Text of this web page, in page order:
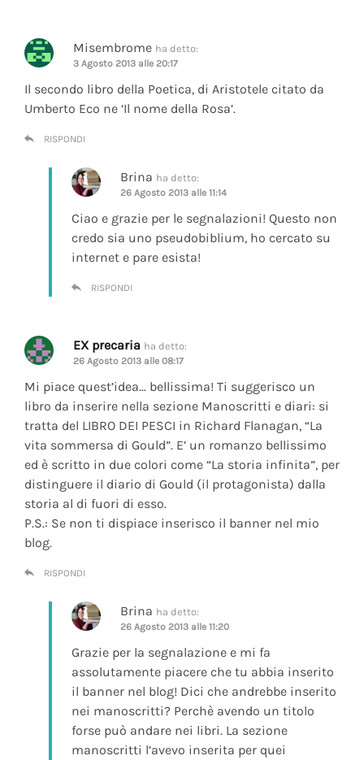
Misembrome ha detto:
3 Agosto 2013 alle 20:17
Il secondo libro della Poetica, di Aristotele citato da
Umberto Eco ne ‘Il nome della Rosa’.
RISPONDI
Brina ha detto:
26 Agosto 2013 alle 11:14
Ciao e grazie per le segnalazioni! Questo non
credo sia uno pseudobiblium, ho cercato su
internet e pare esista!
RISPONDI
EX precaria ha detto:
26 Agosto 2013 alle 08:17
Mi piace quest’idea… bellissima! Ti suggerisco un
libro da inserire nella sezione Manoscritti e diari: si
tratta del LIBRO DEI PESCI in Richard Flanagan, “La
vita sommersa di Gould”. E’ un romanzo bellissimo
ed è scritto in due colori come “La storia infinita”, per
distinguere il diario di Gould (il protagonista) dalla
storia al di fuori di esso.
P.S.: Se non ti dispiace inserisco il banner nel mio
blog.
RISPONDI
Brina ha detto:
26 Agosto 2013 alle 11:20
Grazie per la segnalazione e mi fa
assolutamente piacere che tu abbia inserito
il banner nel blog! Dici che andrebbe inserito
nei manoscritti? Perchè avendo un titolo
forse può andare nei libri. La sezione
manoscritti l’avevo inserita per quei